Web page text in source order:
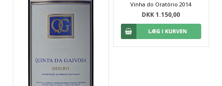
Vinha do Oratório 2014
DKK 1.150,00